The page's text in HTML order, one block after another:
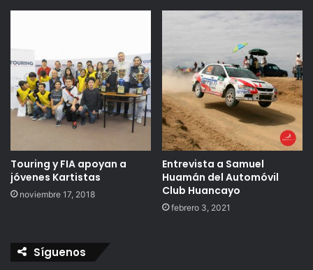
Touring y FIA apoyan a
jóvenes Kartistas
noviembre 17, 2018
Entrevista a Samuel
Huamán del Automóvil
Club Huancayo
febrero 3, 2021
Síguenos